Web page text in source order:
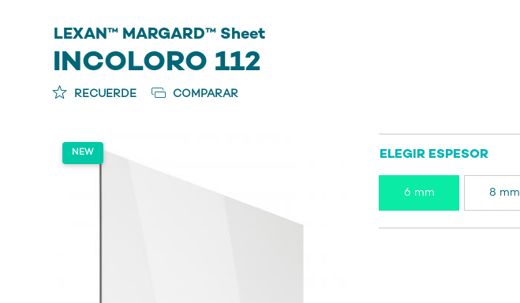
LEXAN™ MARGARD™ Sheet
INCOLORO 112
RECUERDE COMPARAR
ELEGIR ESPESOR
6 mm 8 mm